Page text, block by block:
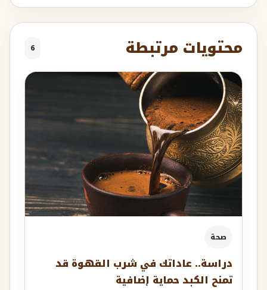
محتويات مرتبطة 6
صحة
دراسة.. عاداتك في شرب القهوة قد
تمنح الكبد حماية إضافية